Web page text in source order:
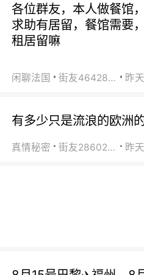
各位群友，本人做餐馆
求助有居留，餐馆需要
租居留嘛
闲聊法国 街友46428878 昨
有多少只是流浪的欧洲
真情秘密 街友28602925 昨